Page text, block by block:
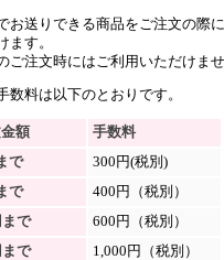
お送りできる商品をご注文の際
ます。
ご注文時にはご利用いただけませ
数料は以下のとおりです。
額
手数料
で
300円(税別)
で
400円（税別）
まで
600円（税別）
で
1,000円（税別）